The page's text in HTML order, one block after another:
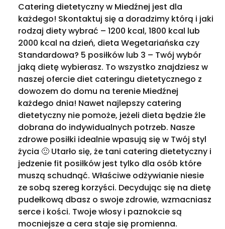
Catering dietetyczny w Miedźnej jest dla
każdego! Skontaktuj się a doradzimy którą i jaki
rodzaj diety wybrać – 1200 kcal, 1800 kcal lub
2000 kcal na dzień, dieta Wegetariańska czy
Standardowa? 5 posiłków lub 3 – Twój wybór
jaką dietę wybierasz. To wszystko znajdziesz w
naszej ofercie diet cateringu dietetycznego z
dowozem do domu na terenie Miedźnej
każdego dnia! Nawet najlepszy catering
dietetyczny nie pomoże, jeżeli dieta będzie źle
dobrana do indywidualnych potrzeb. Nasze
zdrowe posiłki idealnie wpasują się w Twój styl
życia 🙂 Utarło się, że tani catering dietetyczny i
jedzenie fit posiłków jest tylko dla osób które
muszą schudnąć. Właściwe odżywianie niesie
ze sobą szereg korzyści. Decydując się na dietę
pudełkową dbasz o swoje zdrowie, wzmacniasz
serce i kości. Twoje włosy i paznokcie są
mocniejsze a cera staje się promienna.